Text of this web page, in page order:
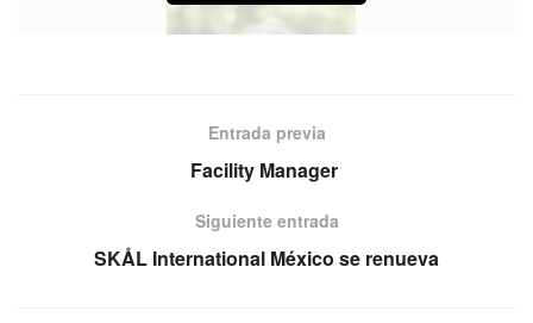
Entrada previa
Facility Manager
Siguiente entrada
SKÅL International México se renueva